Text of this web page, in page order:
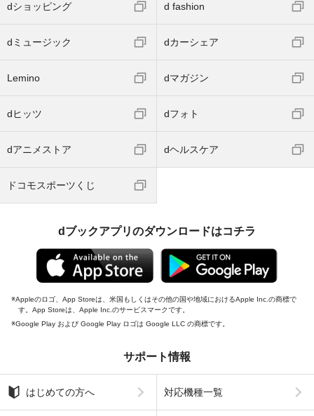
dショッピング d fashion
dミュージック dカーシェア
Lemino dマガジン
dヒッツ dフォト
dアニメストア dヘルスケア
ドコモスポーツくじ
dブックアプリのダウンロードはコチラ
Appleのロゴ、App Storeは、米国もしくはその他の国や地域におけるApple Inc.の商標で
す。App Storeは、Apple Inc.のサービスマークです。
Google Play および Google Play ロゴは Google LLC の商標です。
サポート情報
はじめての方へ 対応機種一覧